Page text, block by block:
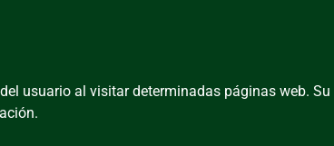
usuario al visitar determinadas páginas web.